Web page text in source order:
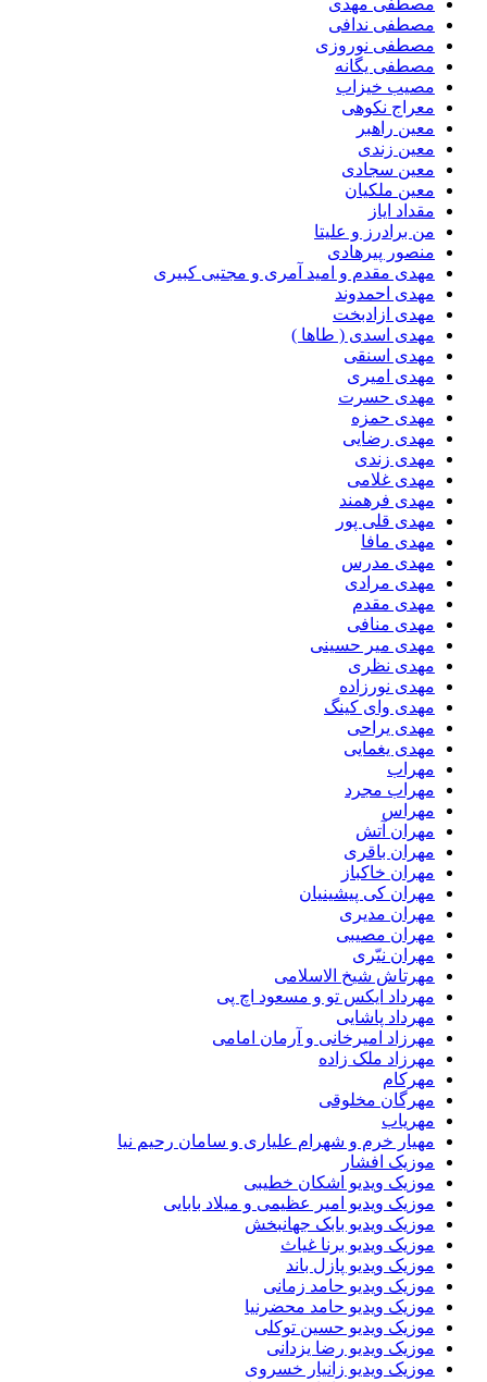
مصطفی مهدی
مصطفی ندافی
مصطفی نوروزی
مصطفی یگانه
مصیب خیزاب
معراج نکوهی
معین راهبر
معین زندی
معین سجادی
معین ملکیان
مقداد ایاز
من برادرز و علیتا
منصور پیرهادی
مهدى مقدم و امید آمرى و مجتبى کبیرى
مهدی احمدوند
مهدی ازادبخت
مهدی اسدی ( طاها )
مهدی اسنقی
مهدی امیری
مهدی حسرت
مهدی حمزه
مهدی رضایی
مهدی زندی
مهدی غلامی
مهدی فرهمند
مهدی قلی پور
مهدی مافا
مهدی مدرس
مهدی مرادی
مهدی مقدم
مهدی منافی
مهدی میر حسینی
مهدی نظری
مهدی نورزاده
مهدی وای کینگ
مهدی یراحی
مهدی یغمایی
مهراب
مهراب مجرد
مهراس
مهران آتش
مهران باقری
مهران خاکباز
مهران کی پیشینیان
مهران مدیری
مهران مصیبی
مهران نیّری
مهرتاش شیخ الاسلامی
مهرداد ایکس تو و مسعود اچ پی
مهرداد پاشایی
مهرزاد امیرخانی و آرمان امامی
مهرزاد ملک زاده
مهرکام
مهرگان مخلوقی
مهریاب
مهیار خرم و شهرام علیاری و سامان رحیم نیا
موزیک افشار
موزیک ویدیو اشکان خطیبی
موزیک ویدیو امیر عظیمی و میلاد بابایی
موزیک ویدیو بابک جهانبخش
موزیک ویدیو برنا غیاث
موزیک ویدیو پازل باند
موزیک ویدیو حامد زمانی
موزیک ویدیو حامد محضرنیا
موزیک ویدیو حسین توکلی
موزیک ویدیو رضا یزدانی
موزیک ویدیو زانیار خسروی